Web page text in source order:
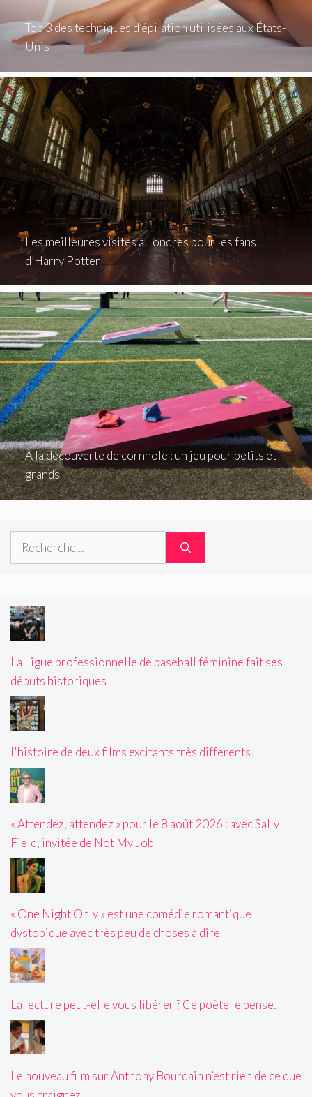
Top 3 des techniques d’épilation utilisées aux États-
Unis
Les meilleures visites à Londres pour les fans
d’Harry Potter
À la découverte de cornhole : un jeu pour petits et
grands
Rechercher :
La Ligue professionnelle de baseball féminine fait ses
débuts historiques
L'histoire de deux films excitants très différents
« Attendez, attendez » pour le 8 août 2026 : avec Sally
Field, invitée de Not My Job
« One Night Only » est une comédie romantique
dystopique avec très peu de choses à dire
La lecture peut-elle vous libérer ? Ce poète le pense.
Le nouveau film sur Anthony Bourdain n’est rien de ce que